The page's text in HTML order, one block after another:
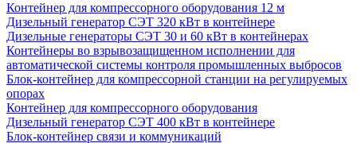
Контейнер для компрессорного оборудования 12 м
Дизельный генератор СЭТ 320 кВт в контейнере
Дизельные генераторы СЭТ 30 и 60 кВт в контейнерах
Контейнеры во взрывозащищенном исполнении для
автоматической системы контроля промышленных выбросов
Блок-контейнер для компрессорной станции на регулируемых
опорах
Контейнер для компрессорного оборудования
Дизельный генератор СЭТ 400 кВт в контейнере
Блок-контейнер связи и коммуникаций